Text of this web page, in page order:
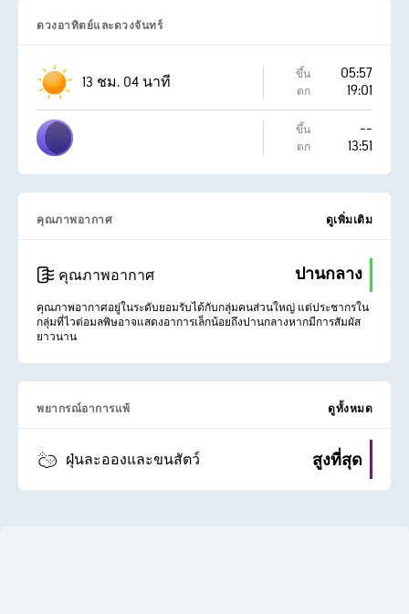
ดวงอาทิตย์และดวงจันทร์
13 ชม. 04 นาที ขึ้น 05:57
ตก 19:01
ขึ้น --
ตก 13:51
คุณภาพอากาศ ดูเพิ่มเติม
คุณภาพอากาศ ปานกลาง
คุณภาพอากาศอยู่ในระดับยอมรับได้กับกลุ่มคนส่วนใหญ่ แต่ประชากรใน
กลุ่มที่ไวต่อมลพิษอาจแสดงอาการเล็กน้อยถึงปานกลางหากมีการสัมผัส
ยาวนาน
พยากรณ์อาการแพ้ ดูทั้งหมด
ฝุ่นละอองและขนสัตว์ สูงที่สุด